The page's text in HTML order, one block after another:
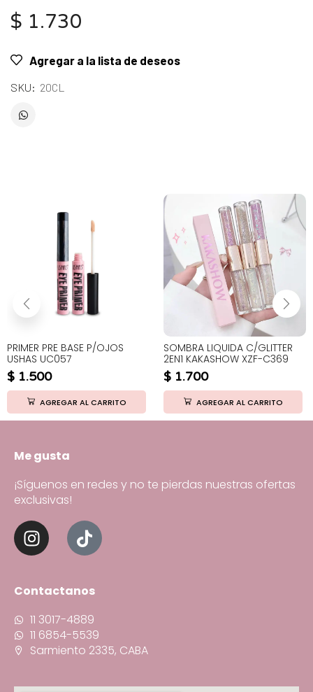
$ 1.730
Agregar a la lista de deseos
SKU: 20CL
PRIMER PRE BASE P/OJOS
USHAS UC057
$ 1.500
AGREGAR AL CARRITO
SOMBRA LIQUIDA C/GLITTER
2EN1 KAKASHOW XZF-C369
$ 1.700
AGREGAR AL CARRITO
Me gusta
¡Síguenos en redes y no te pierdas nuestras ofertas
exclusivas!
Contactanos
11 3017-4889
11 6854-5539
Sarmiento 2335, CABA